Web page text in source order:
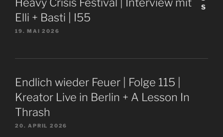
Heavy Crisis Festival | Interview mit
Elli + Basti | I55
19. MAI 2026
Endlich wieder Feuer | Folge 115 |
Kreator Live in Berlin + A Lesson In
Thrash
20. APRIL 2026